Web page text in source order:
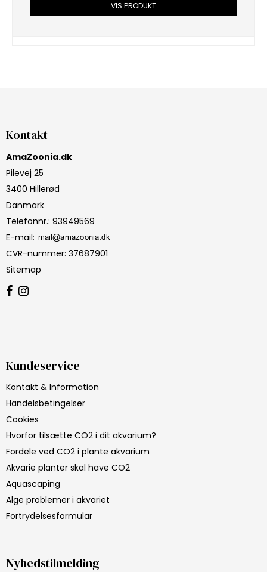
VIS PRODUKT
Kontakt
AmaZoonia.dk
Pilevej 25
3400 Hillerød
Danmark
Telefonnr.: 93949569
E-mail:
CVR-nummer: 37687901
Sitemap
Kundeservice
Kontakt & Information
Handelsbetingelser
Cookies
Hvorfor tilsætte CO2 i dit akvarium?
Fordele ved CO2 i plante akvarium
Akvarie planter skal have CO2
Aquascaping
Alge problemer i akvariet
Fortrydelsesformular
Nyhedstilmelding